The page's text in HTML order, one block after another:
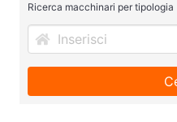
Ricerca macchinari per tipologia